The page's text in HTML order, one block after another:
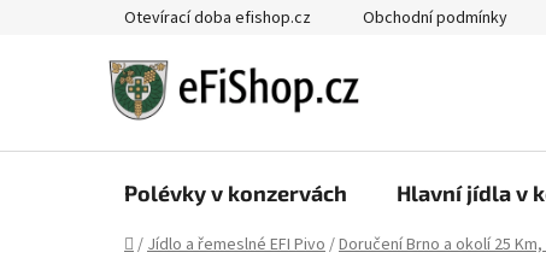
Otevírací doba efishop.cz Obchodní podmínky
Polévky v konzervách Hlavní jídla v
Domů
/Jídlo a řemeslné EFI Pivo/Doručení Brno a okolí 25